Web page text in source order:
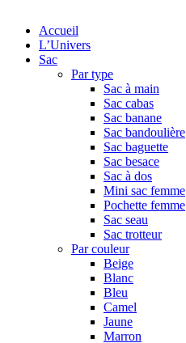
Accueil
L’Univers
Sac
Par type
Sac à main
Sac cabas
Sac banane
Sac bandoulière
Sac baguette
Sac besace
Sac à dos
Mini sac femme
Pochette femme
Sac seau
Sac trotteur
Par couleur
Beige
Blanc
Bleu
Camel
Jaune
Marron